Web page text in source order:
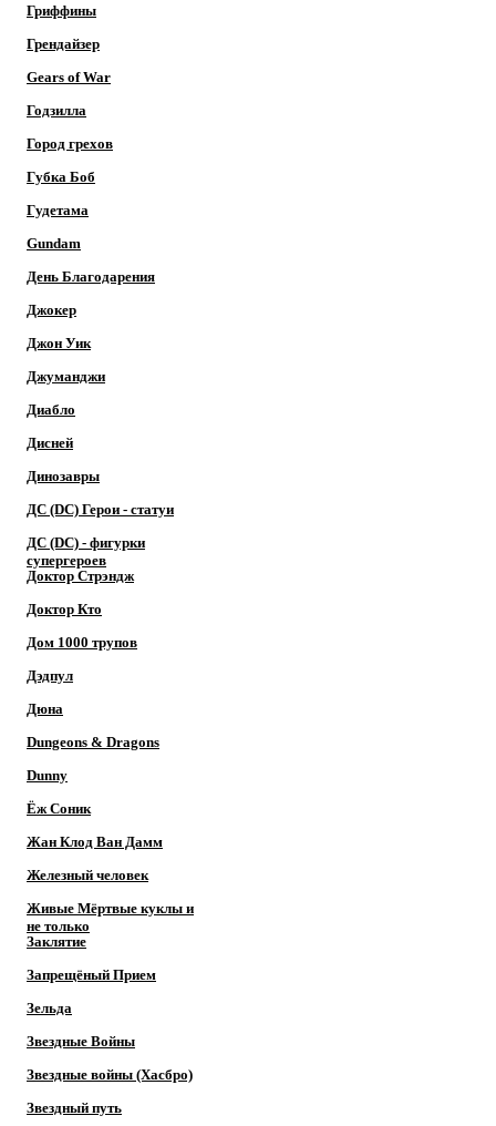
Гриффины
Грендайзер
Gears of War
Годзилла
Город грехов
Губка Боб
Гудетама
Gundam
День Благодарения
Джокер
Джон Уик
Джуманджи
Диабло
Дисней
Динозавры
ДС (DC) Герои - cтатуи
ДС (DC) - фигурки
супергероев
Доктор Cтрэндж
Доктор Кто
Дом 1000 трупов
Дэдпул
Дюна
Dungeons & Dragons
Dunny
Ёж Соник
Жан Клод Ван Дамм
Железный человек
Живые Мёртвые куклы и
не только
Заклятие
Запрещёный Прием
Зельда
Звездные Войны
Звездные войны (Хасбро)
Звездный путь